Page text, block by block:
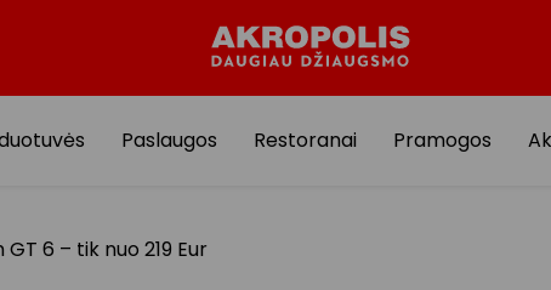
Paslaugos Restoranai Pramogos
GT 6 – tik nuo 219 Eur